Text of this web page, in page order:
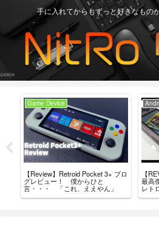
手に入れてからもずっと好きなもの
Game Device
【Review】Retroid Pocket 3+ ブロ
グレビュー！ 僕からひと
言・・・ 「これ、ええやん」
【
最高
レト